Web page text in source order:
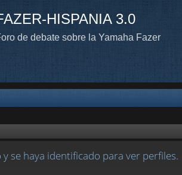
HISPANIA 3.0
de debate sobre la Yamaha Fazer
se haya identificado para ver perfiles.